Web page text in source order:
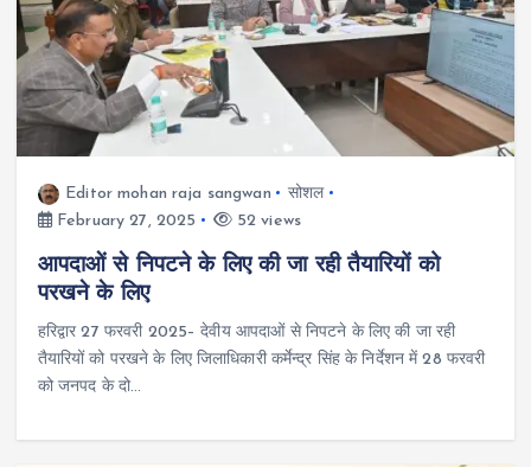
Editor mohan raja sangwan
सोशल
February 27, 2025
52 views
आपदाओं से निपटने के लिए की जा रही तैयारियों को
परखने के लिए
हरिद्वार 27 फरवरी 2025– देवीय आपदाओं से निपटने के लिए की जा रही
तैयारियों को परखने के लिए जिलाधिकारी कर्मेन्द्र सिंह के निर्देशन में 28 फरवरी
को जनपद के दो…